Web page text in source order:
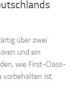
über zwei
und ein
wie First-Class-
vorbehalten ist.